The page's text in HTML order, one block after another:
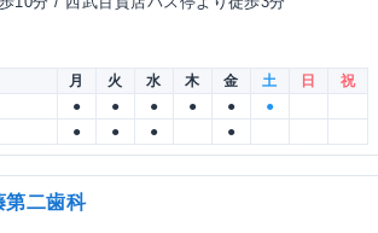
月 火 水 木 金 土 日
祝
● ● ● ● ●
●
● ● ● ●
第二歯科